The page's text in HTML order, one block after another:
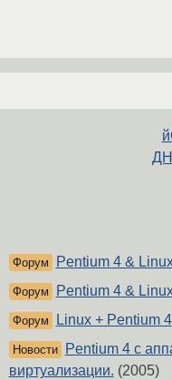
Форум Pentium 4 &
Форум Pentium 4 &
Форум Linux + Pentium 4
Новости
Pentium 4 с
виртуализации. (2005)